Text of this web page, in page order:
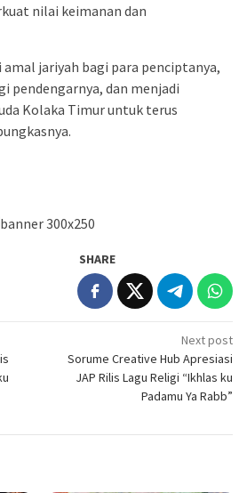
nilai keimanan dan
jariyah bagi para penciptanya,
pendengarnya, dan menjadi
Kolaka Timur untuk terus
SHARE
Next post
Sorume Creative Hub Apresiasi
JAP Rilis Lagu Religi “Ikhlas ku
Padamu Ya Rabb”